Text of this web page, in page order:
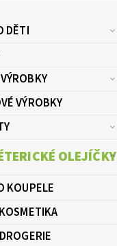
DĚTI
VÝROBKY
OLEJÍČKY
KOUPELE